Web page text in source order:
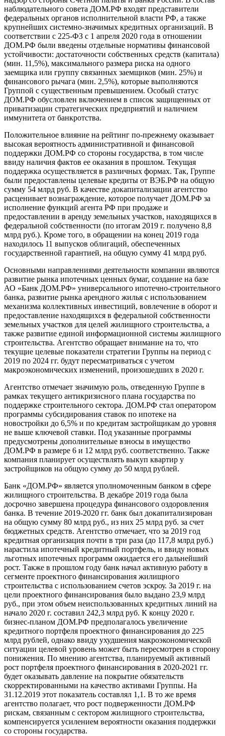
наблюдательного совета ДОМ.РФ входят представители
федеральных органов исполнительной власти РФ, а также
крупнейших системно-значимых кредитных организаций. В
соответствии с 225-ФЗ с 1 апреля 2020 года в отношении
ДОМ.РФ были введены отдельные нормативы финансовой
устойчивости: достаточности собственных средств (капитала)
(мин. 11,5%), максимального размера риска на одного
заемщика или группу связанных заемщиков (мин. 25%) и
финансового рычага (мин. 2,5%), которые выполняются
Группой с существенным превышением. Особый статус
ДОМ.РФ обусловлен включением в список защищенных от
приватизации стратегических предприятий и наличием
иммунитета от банкротства.
Положительное влияние на рейтинг по-прежнему оказывает
высокая вероятность административной и финансовой
поддержки ДОМ.РФ со стороны государства, в том числе
ввиду наличия фактов ее оказания в прошлом. Текущая
поддержка осуществляется в различных формах. Так, Группе
были предоставлены целевые кредиты от ВЭБ.РФ на общую
сумму 54 млрд руб. В качестве докапитализации агентство
расценивает вознаграждение, которое получает ДОМ.РФ за
исполнение функций агента РФ при продаже и
предоставлении в аренду земельных участков, находящихся в
федеральной собственности (по итогам 2019 г. получено 8,8
млрд руб.). Кроме того, в обращении на конец 2019 года
находилось 11 выпусков облигаций, обеспеченных
государственной гарантией, на общую сумму 41 млрд руб.
Основными направлениями деятельности компании являются
развитие рынка ипотечных ценных бумаг, создание на базе
АО «Банк ДОМ.РФ» универсального ипотечно-строительного
банка, развитие рынка арендного жилья с использованием
механизма коллективных инвестиций, вовлечение в оборот и
предоставление находящихся в федеральной собственности
земельных участков для целей жилищного строительства, а
также развитие единой информационной системы жилищного
строительства. Агентство обращает внимание на то, что
текущие целевые показатели стратегии Группы на период с
2019 по 2024 гг. будут пересматриваться с учетом
макроэкономических изменений, произошедших в 2020 г.
Агентство отмечает значимую роль, отведенную Группе в
рамках текущего антикризисного плана государства по
поддержке строительного сектора. ДОМ.РФ стал оператором
программы субсидирования ставок по ипотеке на
новостройки до 6,5% и по кредитам застройщикам до уровня
не выше ключевой ставки. Под указанные программы
предусмотрены дополнительные взносы в имущество
ДОМ.РФ в размере 6 и 12 млрд руб. соответственно. Также
компания планирует осуществлять выкуп квартир у
застройщиков на общую сумму до 50 млрд рублей.
Банк «ДОМ.РФ» является уполномоченным банком в сфере
жилищного строительства. В декабре 2019 года была
досрочно завершена процедура финансового оздоровления
банка. В течение 2019-2020 гг. банк был докапитализирован
на общую сумму 80 млрд руб., из них 25 млрд руб. за счет
бюджетных средств. Агентство отмечает, что за 2019 год
кредитная организация почти в три раза (до 117,8 млрд руб.)
нарастила ипотечный кредитный портфель, и ввиду новых
льготных ипотечных программ ожидается его дальнейший
рост. Также в прошлом году банк начал активную работу в
сегменте проектного финансирования жилищного
строительства с использованием счетов эскроу. За 2019 г. на
цели проектного финансирования было выдано 23,9 млрд
руб., при этом объем неиспользованных кредитных линий на
начало 2020 г. составил 242,3 млрд руб. К концу 2020 г.
бизнес-планом ДОМ.РФ предполагалось увеличение
кредитного портфеля проектного финансирования до 225
млрд рублей, однако ввиду ухудшения макроэкономической
ситуации целевой уровень может быть пересмотрен в сторону
понижения. По мнению агентства, планируемый активный
рост портфеля проектного финансирования в 2020-2021 гг.
будет оказывать давление на покрытие обязательств
скорректированными на качество активами Группы. На
31.12.2019 этот показатель составлял 1,1. В то же время
агентство полагает, что рост подверженности ДОМ.РФ
рискам, связанным с сектором жилищного строительства,
компенсируется усилением вероятности оказания поддержки
со стороны государства.